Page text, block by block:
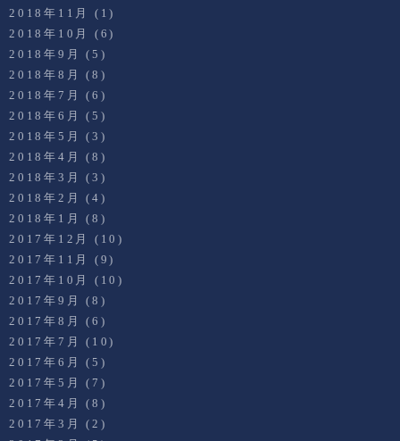
2018年11月
(1)
2018年10月
(6)
2018年9月
(5)
2018年8月
(8)
2018年7月
(6)
2018年6月
(5)
2018年5月
(3)
2018年4月
(8)
2018年3月
(3)
2018年2月
(4)
2018年1月
(8)
2017年12月
(10)
2017年11月
(9)
2017年10月
(10)
2017年9月
(8)
2017年8月
(6)
2017年7月
(10)
2017年6月
(5)
2017年5月
(7)
2017年4月
(8)
2017年3月
(2)